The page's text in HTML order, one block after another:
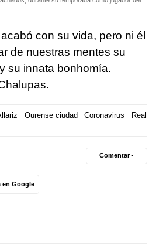
con su vida, pero ni él
de nuestras mentes su
su innata bonhomía.
Ourense ciudad Coronavirus
Real
en Google
Comentar ·